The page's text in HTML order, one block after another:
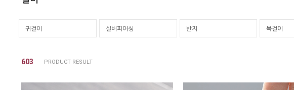
귀걸이 실버피어싱 반지 목걸이
603